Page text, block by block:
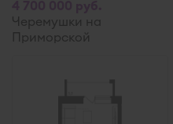
Черемушки на
Приморской